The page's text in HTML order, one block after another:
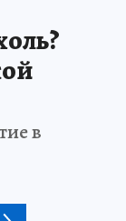
в